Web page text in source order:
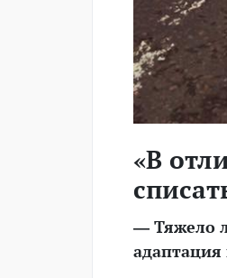
«В
— Тяжело
адаптация